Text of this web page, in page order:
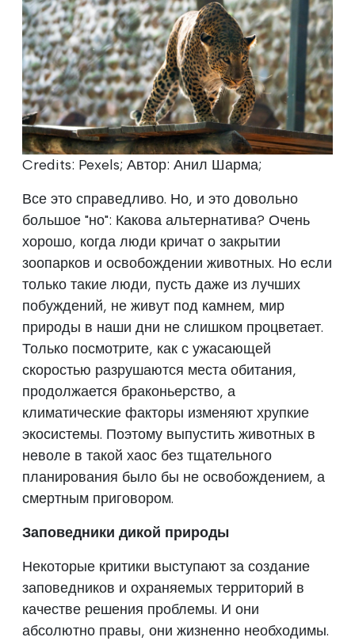
Credits: Pexels; Автор: Анил Шарма;
Все это справедливо. Но, и это довольно
большое "но": Какова альтернатива? Очень
хорошо, когда люди кричат о закрытии
зоопарков и освобождении животных. Но если
только такие люди, пусть даже из лучших
побуждений, не живут под камнем, мир
природы в наши дни не слишком процветает.
Только посмотрите, как с ужасающей
скоростью разрушаются места обитания,
продолжается браконьерство, а
климатические факторы изменяют хрупкие
экосистемы. Поэтому выпустить животных в
неволе в такой хаос без тщательного
планирования было бы не освобождением, а
смертным приговором.
Заповедники дикой природы
Некоторые критики выступают за создание
заповедников и охраняемых территорий в
качестве решения проблемы. И они
абсолютно правы, они жизненно необходимы.